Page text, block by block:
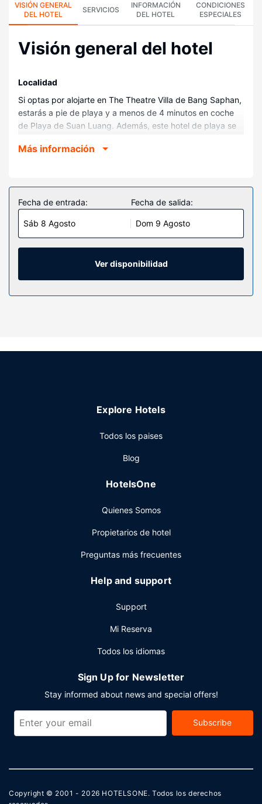
VISIÓN GENERAL
DEL HOTEL
SERVICIOS
INFORMACIÓN
DEL HOTEL
CONDICIONES
ESPECIALES
Visión general del hotel
Localidad
Si optas por alojarte en The Theatre Villa de Bang Saphan,
estarás a pie de playa y a menos de 4 minutos en coche
de Playa de Suan Luang. Además, este hotel de playa se
Templo budista Wat Khao Tham Ma Rong.
Te sentirás como en tu propia casa en cualquiera de las 10
habitaciones con aire acondicionado y frigorífico. Mantén
el contacto con los tuyos gracias a la la conexión wifi
gratis. Entre las comodidades, se incluyen botella de agua
gratuita, además de un servicio de limpieza disponible
todos los días.
masajes o aprovecha instalaciones recreativas como
la playa. Se ofrece un desayuno inglés todos los días de
Tendrás tintorería, un servicio de recepción las 24 horas y
aparcamiento sin asistencia gratuito disponible.
Más información
Fecha de entrada:
Sáb 8 Agosto
Fecha de salida:
Dom 9 Agosto
Ver disponibilidad
Explore Hotels
Todos los paises
Blog
HotelsOne
Quienes Somos
Propietarios de hotel
Preguntas más frecuentes
Help and support
Support
Mi Reserva
Todos los idiomas
Sign Up for Newsletter
Stay informed about news and special offers!
Subscribe
Copyright © 2001 - 2026 HOTELSONE. Todos los derechos